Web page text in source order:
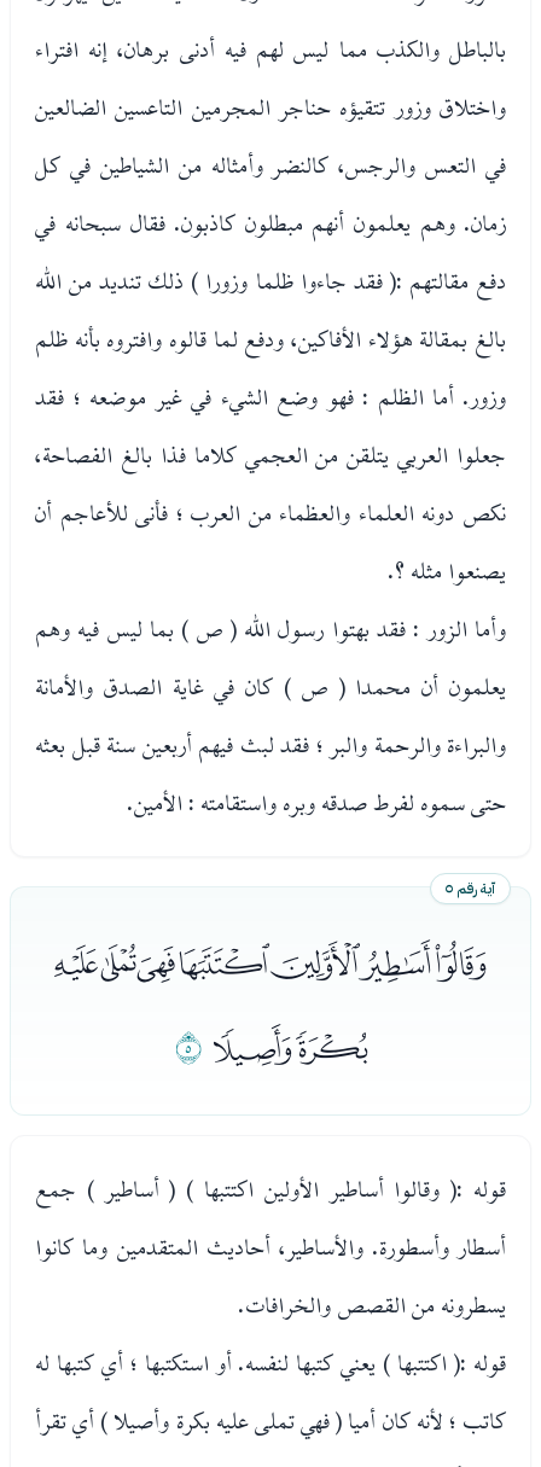
بالباطل والكذب مما ليس لهم فيه أدنى برهان، إنه افتراء
واختلاق وزور تتقيؤه حناجر المجرمين التاعسين الضالعين
في التعس والرجس، كالنضر وأمثاله من الشياطين في كل
زمان. وهم يعلمون أنهم مبطلون كاذبون. فقال سبحانه في
دفع مقالتهم :( فقد جاءوا ظلما وزورا ) ذلك تنديد من الله
بالغ بمقالة هؤلاء الأفاكين، ودفع لما قالوه وافتروه بأنه ظلم
وزور. أما الظلم : فهو وضع الشيء في غير موضعه ؛ فقد
جعلوا العربي يتلقن من العجمي كلاما فذا بالغ الفصاحة،
نكص دونه العلماء والعظماء من العرب ؛ فأنى للأعاجم أن
يصنعوا مثله ؟.
وأما الزور : فقد بهتوا رسول الله ( ص ) بما ليس فيه وهم
يعلمون أن محمدا ( ص ) كان في غاية الصدق والأمانة
والبراءة والرحمة والبر ؛ فقد لبث فيهم أربعين سنة قبل بعثه
حتى سموه لفرط صدقه وبره واستقامته : الأمين.
آية رقم ٥
ﭺﭻﭼﭽﭾﭿﮀ
ﮁﮂﮃ
قوله :( وقالوا أساطير الأولين اكتتبها ) ( أساطير ) جمع
أسطار وأسطورة. والأساطير، أحاديث المتقدمين وما كانوا
يسطرونه من القصص والخرافات.
قوله :( اكتتبها ) يعني كتبها لنفسه. أو استكتبها ؛ أي كتبها له
كاتب ؛ لأنه كان أميا ( فهي تملى عليه بكرة وأصيلا ) أي تقرأ